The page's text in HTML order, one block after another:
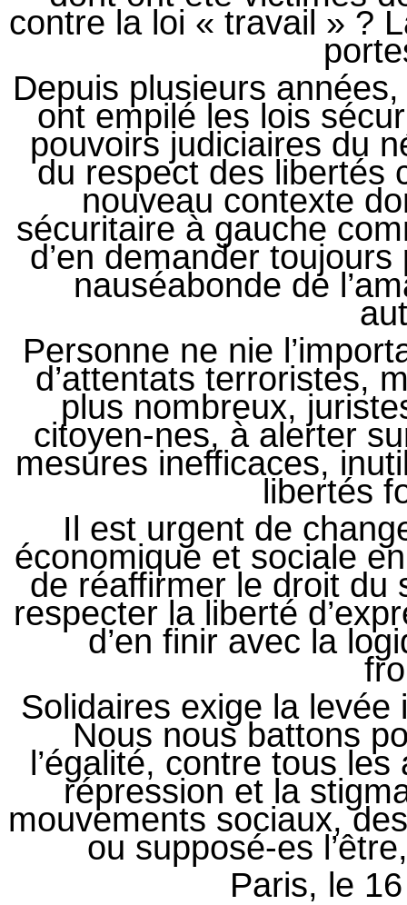
contre la loi « travail » ?
Depuis plusieurs
ont empilé les lois
pouvoirs judiciaires du
du respect des libertés
nouveau contexte
sécuritaire à gauche
d’en demander
nauséabonde de
Personne ne nie
d’attentats terroristes,
plus nombreux,
citoyen-nes, à alerter
mesures inefficaces,
libertés
Il est urgent de
économique et sociale
de réaffirmer le droit du
respecter la liberté
d’en finir avec la
Solidaires exige la levée
Nous nous battons
l’égalité, contre tous
répression et la
mouvements sociaux,
ou supposé-es
Paris, le